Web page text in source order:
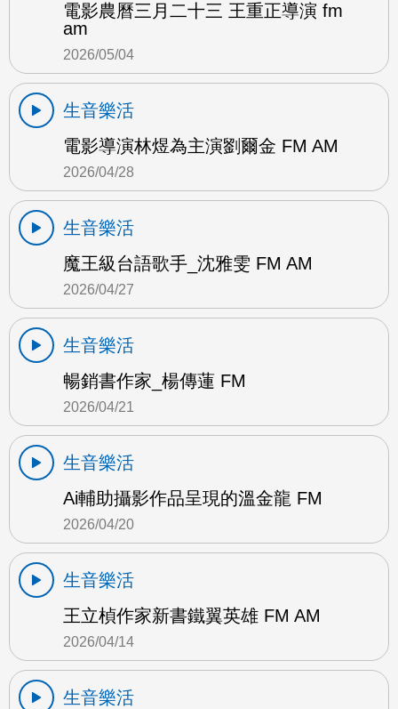
電影農曆三月二十三 王重正導演 fm
am
2026/05/04
生音樂活
電影導演林煜為主演劉爾金 FM AM
2026/04/28
生音樂活
魔王級台語歌手_沈雅雯 FM AM
2026/04/27
生音樂活
暢銷書作家_楊傳蓮 FM
2026/04/21
生音樂活
Ai輔助攝影作品呈現的溫金龍 FM
2026/04/20
生音樂活
王立楨作家新書鐵翼英雄 FM AM
2026/04/14
生音樂活